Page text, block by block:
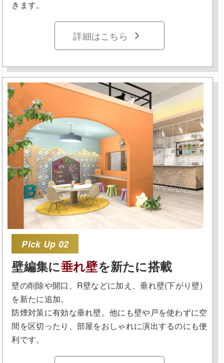
きます。
詳細はこちら
Pick Up 02
壁編集に垂れ壁を新たに搭載
壁の削除や開口、R壁などに加え、垂れ壁(下がり壁)
を新たに追加。
防煙対策に有効な垂れ壁。他にも壁や戸を使わずに空
間を区切ったり、部屋をおしゃれに演出するのにも便
利です。